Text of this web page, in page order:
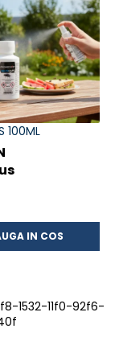
100ML
IN COS
1532-11f0-92f6-